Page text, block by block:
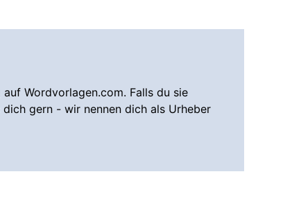
Wordvorlagen.com. Falls du sie
gern - wir nennen dich als Urheber